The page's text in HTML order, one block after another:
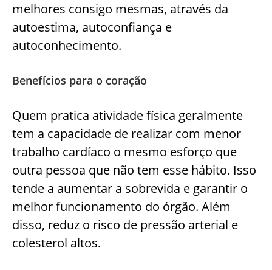
melhores consigo mesmas, através da
autoestima, autoconfiança e
autoconhecimento.
Benefícios para o coração
Quem pratica atividade física geralmente
tem a capacidade de realizar com menor
trabalho cardíaco o mesmo esforço que
outra pessoa que não tem esse hábito. Isso
tende a aumentar a sobrevida e garantir o
melhor funcionamento do órgão. Além
disso, reduz o risco de pressão arterial e
colesterol altos.